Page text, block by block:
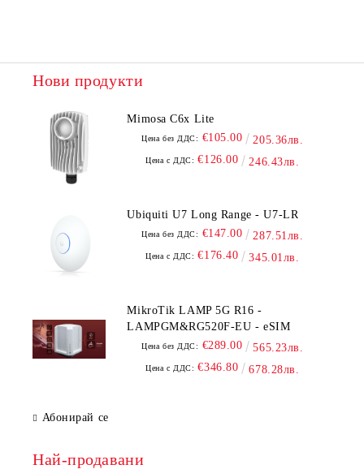
Нови продукти
Mimosa C6x Lite
Цена без ДДС: €105.00 205.36лв.
Цена с ДДС: €126.00 246.43лв.
Ubiquiti U7 Long Range - U7-LR
Цена без ДДС: €147.00 287.51лв.
Цена с ДДС: €176.40 345.01лв.
MikroTik LAMP 5G R16 -
LAMPGM&RG520F-EU - eSIM
Цена без ДДС: €289.00 565.23лв.
Цена с ДДС: €346.80 678.28лв.
Абонирай се
Най-продавани